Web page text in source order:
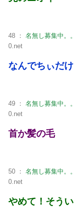
48 ： 名無し募集中。
0.net
なんでちぃだけ
49 ： 名無し募集中。
0.net
首か髪の毛
50 ： 名無し募集中。
0.net
やめて！そう